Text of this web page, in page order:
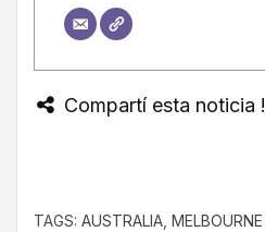
Compartí esta noticia !
TAGS: AUSTRALIA MELBOURNE